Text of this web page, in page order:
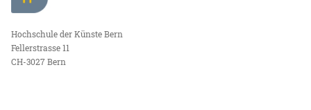
Hochschule der Künste Bern
Fellerstrasse 11
CH-3027 Bern